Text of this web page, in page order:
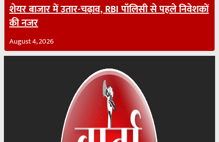
शेयर बाजार में उतार-चढ़ाव, RBI पॉलिसी से पहले निवेशकों
की नजर
August 4, 2026